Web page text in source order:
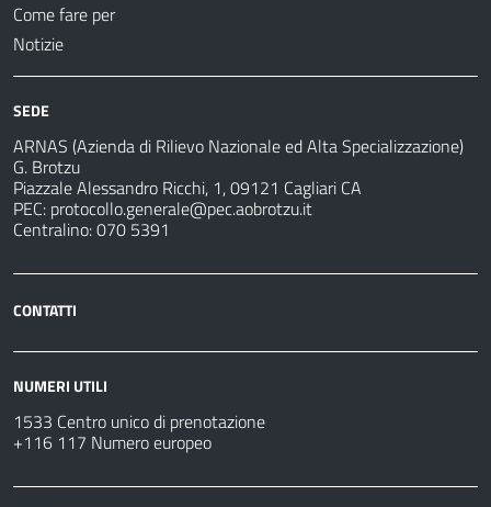
Come fare per
Notizie
SEDE
ARNAS (Azienda di Rilievo Nazionale ed Alta Specializzazione)
G. Brotzu
Piazzale Alessandro Ricchi, 1, 09121 Cagliari CA
PEC: protocollo.generale@pec.aobrotzu.it
Centralino: 070 5391
CONTATTI
NUMERI UTILI
1533 Centro unico di prenotazione
+116 117 Numero europeo